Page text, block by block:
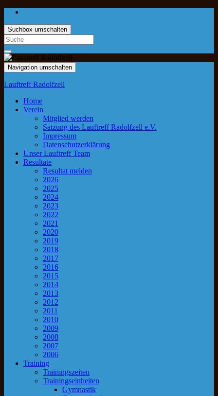
Suchbox umschalten
Navigation umschalten
Lauftreff Radolfzell
Home
Verein
Mitglied werden
Satzung des Lauftreff Radolfzell e.V.
Impressum
Datenschutzerklärung
Unser Lauftreff Team
Resultate
Resultat melden
2026
2025
2024
2023
2022
2021
2020
2019
2018
2017
2016
2015
2014
2013
2012
2011
2010
2009
2008
2007
2006
Training
Trainingszeiten
Trainingseinheiten
Gymnastik